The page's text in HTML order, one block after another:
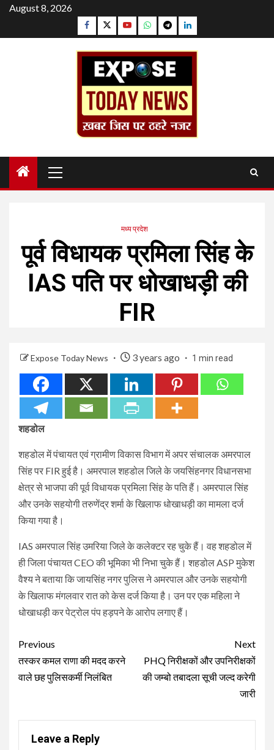
Skip
content
August 8, 2026
Facebook
TwitterYouTubeWhatsapp
TelegramLinkedin
Menu
मध्य प्रदेश
पूर्व विधायक प्रमिला सिंह के
IAS पति पर धोखाधड़ी की
FIR
Expose Today News 3 years ago 1 min read
शहडोल
शहडोल में पंचायत एवं ग्रामीण विकास विभाग में अपर संचालक अमरपाल
सिंह पर FIR हुई है। अमरपाल शहडोल जिले के जयसिंहनगर विधानसभा
क्षेत्र से भाजपा की पूर्व विधायक प्रमिला सिंह के पति हैं। अमरपाल सिंह
और उनके सहयोगी तरुणेंद्र शर्मा के खिलाफ धोखाधड़ी का मामला दर्ज
किया गया है।
IAS अमरपाल सिंह उमरिया जिले के कलेक्टर रह चुके हैं। वह शहडोल में
ही जिला पंचायत CEO की भूमिका भी निभा चुके हैं। शहडोल ASP मुकेश
वैश्य ने बताया कि जायसिंह नगर पुलिस ने अमरपाल और उनके सहयोगी
के खिलाफ मंगलवार रात को केस दर्ज किया है। उन पर एक महिला ने
धोखाधड़ी कर पेट्रोल पंप हड़पने के आरोप लगाए हैं।
Continue
Reading
Previous
तस्कर कमल राणा की मदद करने
वाले छह पुलिसकर्मी निलंबित
Next
PHQ निरीक्षकों और उपनिरीक्षकों
की जम्बो तबादला सूची जल्द करेगी
जारी
Leave a Reply